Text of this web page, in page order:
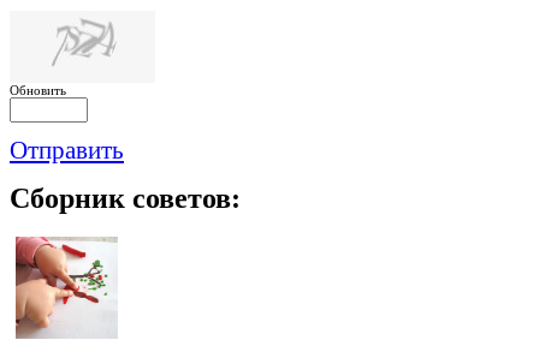
Обновить
Отправить
Сборник советов: